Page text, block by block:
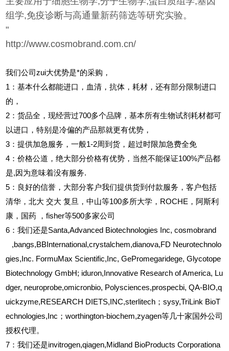
组学,免疫诊断与高通量新药筛选等研究实验。
"
http://www.cosmobrand.com.cn/
我们公司zui大优势是*的采购，
1 ：基本什么都能进口，血清，抗体，耗材，还有部分限制进口
的，
2 ：货品全，现经营过700多个品牌，基本所有生物试剂耗材都可
以进口，特别是冷偏的产品那就更有优势，
3 ：提供加急服务，一般1-2周到货，超过时限加急费全免
4 ：价格公道，绝大部分价格有优势，当然不能保证100%产品都
是,因为意味着没有服务.
5 ：良好的信誉，大部分客户我们提供货到付款服务，客户包括
清华，北大 交大 复旦，中山等100多所大学，ROCHE，阿斯利
康，国药
，fisher等500多家公司
6 ：我们还是Santa,Advanced Biotechnologies Inc, cosmobrand
,bangs,BBInternational,crystalchem,dianova,FD Neurotechnolo
gies,Inc. FormuMax Scientific,Inc, GePromegaridege, Glycotope
Biotechnology GmbH; iduron,Innovative Research of America, Lu
dger, neuroprobe,omicronbio, Polysciences,prospecbi, QA-BIO,q
uickzyme,RESEARCH DIETS,INC,sterlitech；sysy,TriLink BioT
echnologies,Inc；worthington-biochem,zyagen等几十家国外公司
授权代理。
7：我们还是invitrogen,qiagen,Midland BioProducts Corporationa